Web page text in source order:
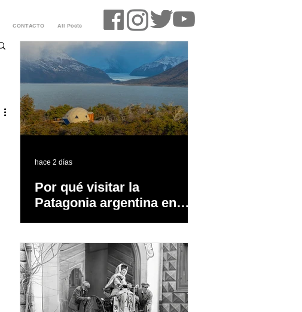
CONTACTO All Posts
Por qué visitar la
Patagonia argentina en
hace 2 días